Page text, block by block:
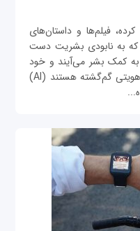
فیلم‌ها و داستان‌های
که به نابودی بشریت دست
به کمک بشر می‌آیند و خود
قربانی می‌شوند (روبوکاپ) یا در پی هویتی گم‌گشته هستند (AI)